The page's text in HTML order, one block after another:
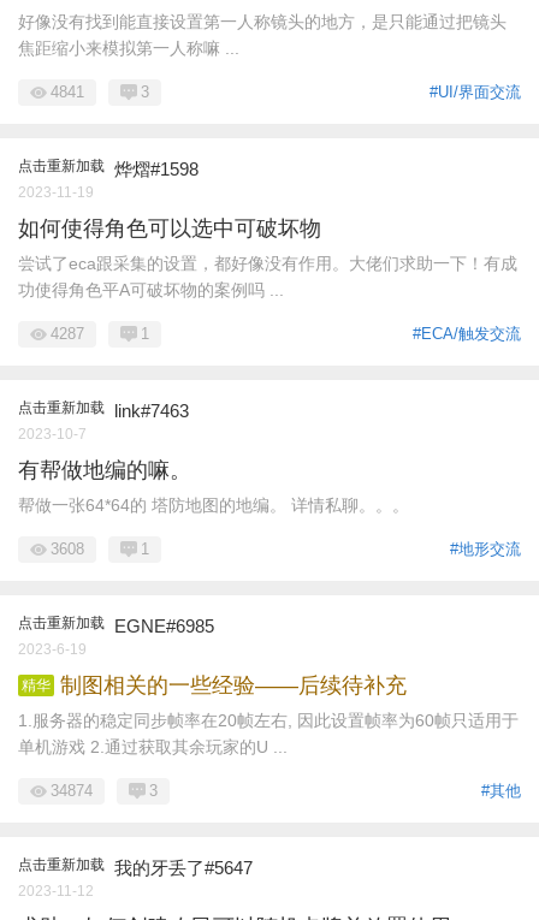
好像没有找到能直接设置第一人称镜头的地方，是只能通过把镜头
焦距缩小来模拟第一人称嘛 ...
#UI/界面交流
4841 3
点击重新加载 烨熠#1598
2023-11-19
如何使得角色可以选中可破坏物
尝试了eca跟采集的设置，都好像没有作用。大佬们求助一下！有成
功使得角色平A可破坏物的案例吗 ...
#ECA/触发交流
4287 1
点击重新加载 link#7463
2023-10-7
有帮做地编的嘛。
帮做一张64*64的 塔防地图的地编。 详情私聊。。。
#地形交流
3608 1
点击重新加载 EGNE#6985
2023-6-19
精华 制图相关的一些经验——后续待补充
1.服务器的稳定同步帧率在20帧左右, 因此设置帧率为60帧只适用于
单机游戏 2.通过获取其余玩家的U ...
#其他
34874 3
点击重新加载 我的牙丢了#5647
2023-11-12